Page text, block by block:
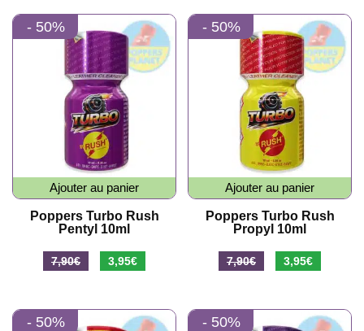
était :
7,90€.
est :
3,95€.
était :
7,90€.
est :
3,95€.
- 50%
Ajouter au panier
Poppers Turbo Rush
Pentyl 10ml
7,90€
Le
était :
3,95€
est :
- 50%
Ajouter au panier
Poppers Turbo Rush
Propyl 10ml
7,90€
Le
était :
3,95€
est :
- 50% - 50%